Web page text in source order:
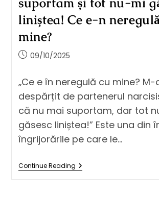
liniștea! Ce e-n
mine?
09/10/2025
„Ce e în neregulă cu mine? M-
despărțit de partenerul
că nu mai suportam, dar tot
găsesc liniștea!” Este una din
îngrijorările pe care le…
Continue Reading